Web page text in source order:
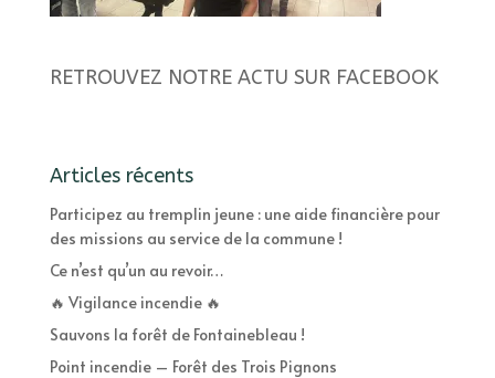
RETROUVEZ NOTRE ACTU SUR FACEBOOK
Articles récents
Participez au tremplin jeune : une aide financière pour
des missions au service de la commune !
Ce n’est qu’un au revoir…
🔥 Vigilance incendie 🔥
Sauvons la forêt de Fontainebleau !
Point incendie – Forêt des Trois Pignons